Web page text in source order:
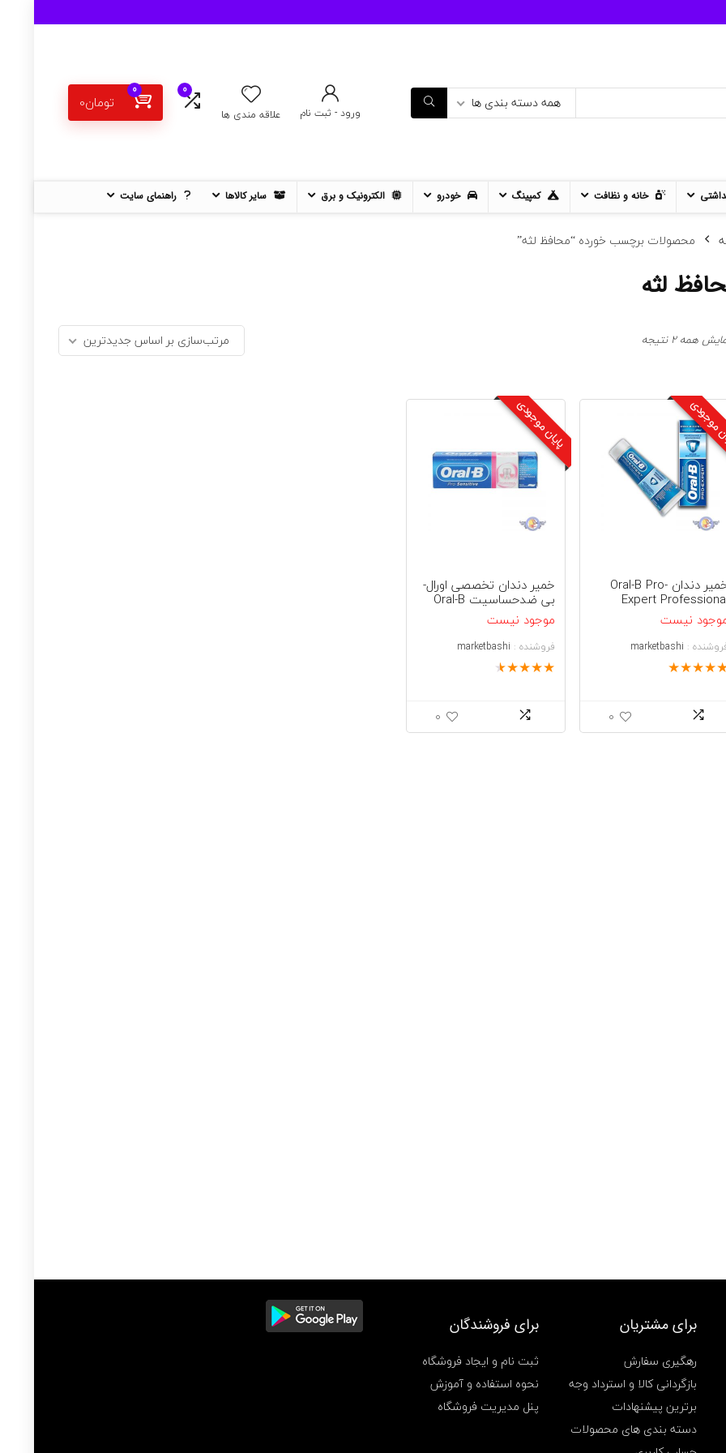
همه دسته بندی ها
ورود - ثبت نام علاقه مندی ها
0
0
تومان0
خانه و نظافت کمپینگ خودرو الکترونیک و برق سایر کالاها راهنمای سایت
محصولات برچسب خورده “محافظ لثه”
لثه
همه 2 نتیجه مرتب‌سازی بر اساس جدیدترین
خمیر دندان Oral-B Pro-
Expert
Protectionنیست
:
marketbashi
★
★
★
★
0
پایان موجودی
خمیر دندان تخصصی اورال-
بی ضدحساسیت Oral-B
Pro-Sensitive 75ml
موجود نیست
فروشنده : marketbashi
★
★
★
★
★
0
برای مشتریان
رهگیری سفارش
بازگردانی کالا و استرداد وجه
برترین پیشنهادات
دسته بندی های محصولات
برای فروشندگان
ثبت نام و ایجاد فروشگاه
نحوه استفاده و آموزش
پنل مدیریت فروشگاه